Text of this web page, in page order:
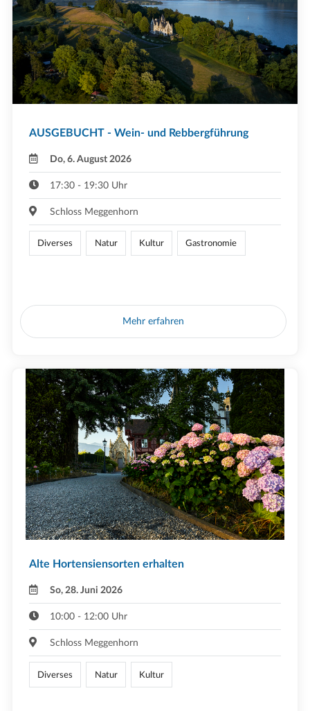
AUSGEBUCHT - Wein- und Rebbergführung
Do, 6. August 2026
17:30 - 19:30 Uhr
Schloss Meggenhorn
Diverses Natur Kultur Gastronomie
Mehr erfahren
Alte Hortensiensorten erhalten
So, 28. Juni 2026
10:00 - 12:00 Uhr
Schloss Meggenhorn
Diverses Natur Kultur